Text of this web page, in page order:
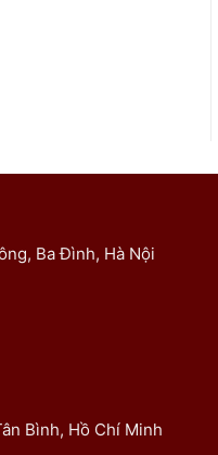
Ba Đình, Hà Nội
Bình, Hồ Chí Minh